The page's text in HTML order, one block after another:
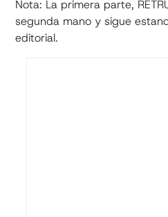
Nota: La primera parte,
segunda mano y sigue
editorial.